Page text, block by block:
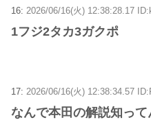
16: 2026/06/16(火) 12:38:28.17
1フジ2タカ3ガクポ
17: 2026/06/16(火) 12:38:34.57
なんで本田の解説知って